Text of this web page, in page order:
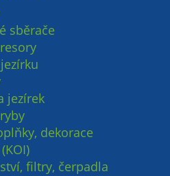
sběrače
jezírek
dekorace
filtry, čerpadla